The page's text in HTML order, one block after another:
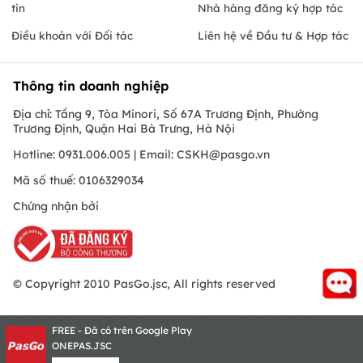
tin
Điều khoản với Đối tác
Nhà hàng đăng ký hợp tác
Liên hệ về Đầu tư & Hợp tác
Thông tin doanh nghiệp
Địa chỉ: Tầng 9, Tòa Minori, Số 67A Trương Định, Phường
Trương Định, Quận Hai Bà Trưng, Hà Nội
Hotline: 0931.006.005 | Email: CSKH@pasgo.vn
Mã số thuế: 0106329034
Chứng nhận bởi
© Copyright 2010 PasGo.jsc, All rights reserved
FREE - Đã có trên Google Play
ONEPAS.JSC